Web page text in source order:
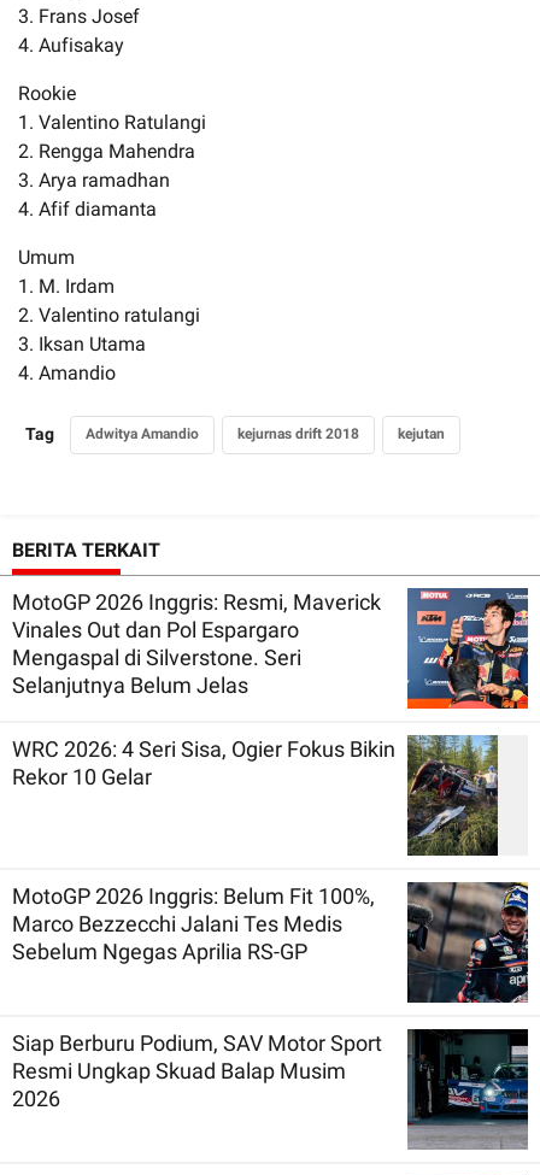
3. Frans Josef
4. Aufisakay
Rookie
1. Valentino Ratulangi
2. Rengga Mahendra
3. Arya ramadhan
4. Afif diamanta
Umum
1. M. Irdam
2. Valentino ratulangi
3. Iksan Utama
4. Amandio
Tag Adwitya Amandio kejurnas drift 2018 kejutan
BERITA TERKAIT
MotoGP 2026 Inggris: Resmi, Maverick
Vinales Out dan Pol Espargaro
Mengaspal di Silverstone. Seri
Selanjutnya Belum Jelas
WRC 2026: 4 Seri Sisa, Ogier Fokus Bikin
Rekor 10 Gelar
MotoGP 2026 Inggris: Belum Fit 100%,
Marco Bezzecchi Jalani Tes Medis
Sebelum Ngegas Aprilia RS-GP
Siap Berburu Podium, SAV Motor Sport
Resmi Ungkap Skuad Balap Musim
2026